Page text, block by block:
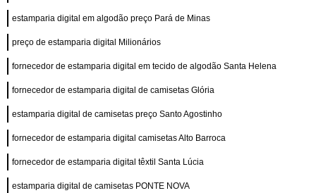
estamparia digital em algodão preço Pará de Minas
preço de estamparia digital Milionários
fornecedor de estamparia digital em tecido de algodão Santa Helena
fornecedor de estamparia digital de camisetas Glória
estamparia digital de camisetas preço Santo Agostinho
fornecedor de estamparia digital camisetas Alto Barroca
fornecedor de estamparia digital têxtil Santa Lúcia
estamparia digital de camisetas PONTE NOVA